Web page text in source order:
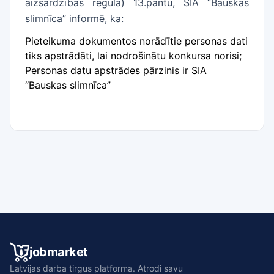
aizsardzības regula) 13.pantu, SIA “Bauskas
slimnīca” informē, ka:
Pieteikuma dokumentos norādītie personas dati
tiks apstrādāti, lai nodrošinātu konkursa norisi;
Personas datu apstrādes pārzinis ir SIA
“Bauskas slimnīca”
jobmarket
Latvijas darba tirgus platforma. Atrodi savu